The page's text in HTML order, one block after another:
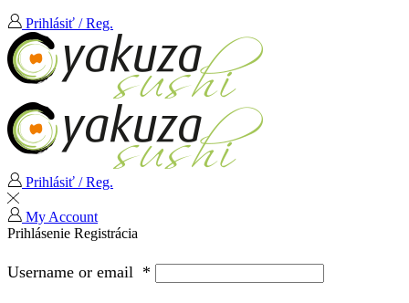
Prihlásiť / Reg.
Prihlásiť / Reg.
My Account
Prihlásenie Registrácia
Username or email *